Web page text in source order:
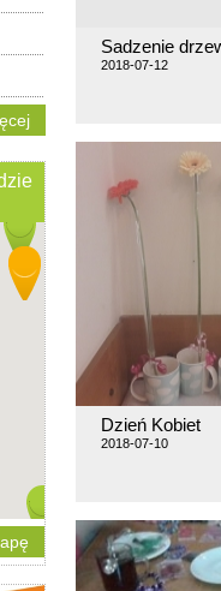
Sadzenie
2018-07-12
Dzień Kobiet
2018-07-10